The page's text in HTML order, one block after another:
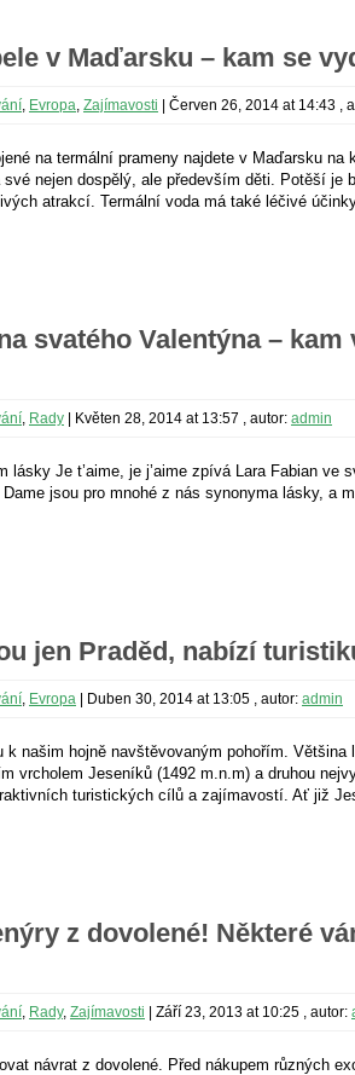
v Maďarsku – kam se
, Evropa, Zajímavosti Červen 26, 2014 at 14:43 ,
na termální prameny najdete v Maďarsku na
nejen dospělý, ale především děti. Potěší je
atrakcí. Termální voda má také léčivé
svatého Valentýna –
Rady | Květen 28, 2014 at 13:57 , autor: admin
lásky Je t’aime, je j’aime zpívá Lara Fabian
jsou pro mnohé z nás synonyma lásky, a
jen Praděd, nabízí
, Evropa Duben 30, 2014 at 13:05 , autor: admin
k našim hojně navštěvovaným pohořím.
vrcholem Jeseníků (1492 m.n.m) a druhou
turistických cílů a zajímavostí. Ať již
z dovolené! Některé
, Rady, Zajímavosti | Září 23, 2013 at 10:25 , autor:
návrat z dovolené. Před nákupem různých